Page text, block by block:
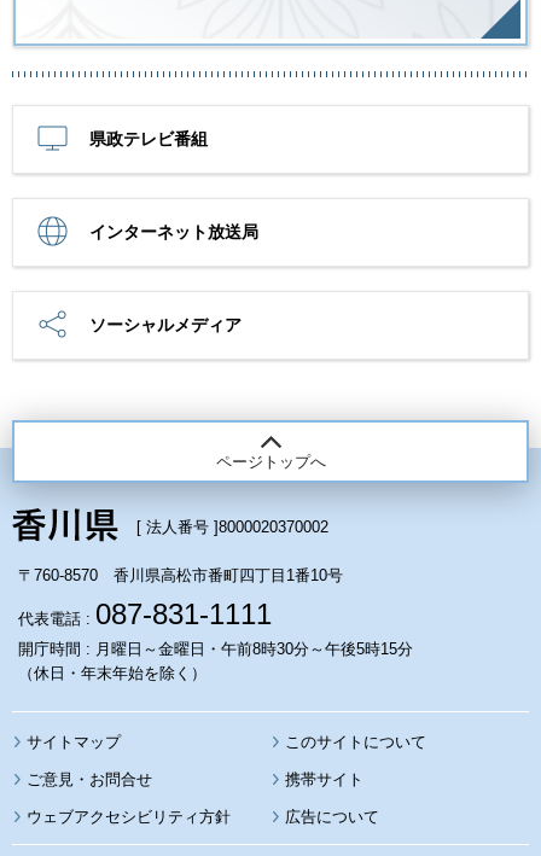
県政テレビ番組
インターネット放送局
ソーシャルメディア
ページトップへ
[ 法人番号 ]8000020370002
〒760-8570 香川県高松市番町四丁目1番10号
代表電話 : 087-831-1111
開庁時間 : 月曜日～金曜日・午前8時30分～午後5時15分
（休日・年末年始を除く）
サイトマップ このサイトについて
携帯サイト
ウェブアクセシビリティ方針 広告について